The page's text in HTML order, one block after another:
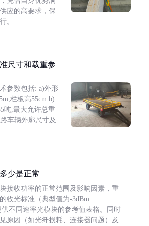
应的高要求，保
。
尺寸和载重参
参数包括: a)外形
栏板高55cm b)
吨,最大允许总重
车辆外廓尺寸及
少是正常
接收功率的正常范围及影响因素，重
收光标准（典型值为-3dBm
供不同速率光模块的参考值表格。同时
原因（如光纤损耗、连接器问题）及